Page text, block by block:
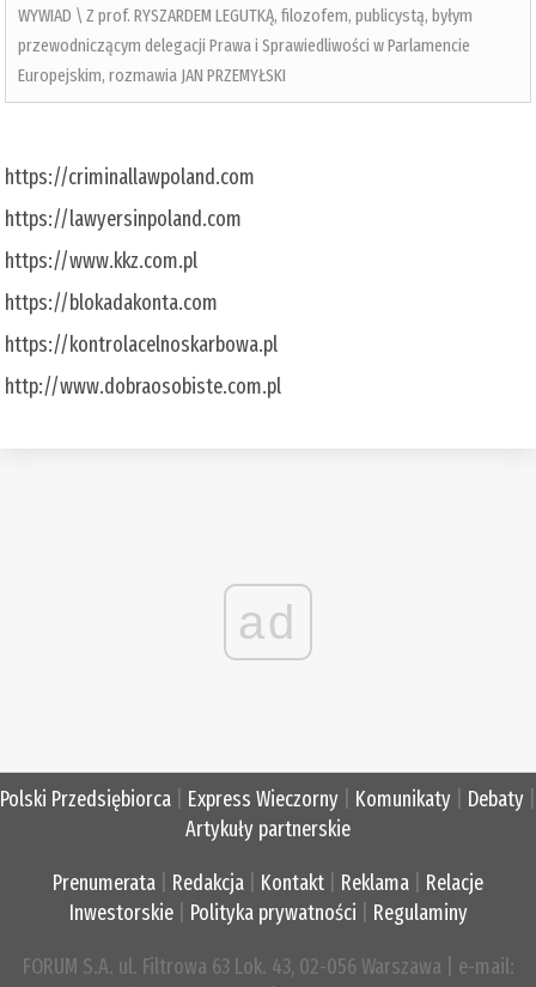
WYWIAD \ Z prof. RYSZARDEM LEGUTKĄ, filozofem, publicystą, byłym
przewodniczącym delegacji Prawa i Sprawiedliwości w Parlamencie
Europejskim, rozmawia JAN PRZEMYŁSKI
https://criminallawpoland.com
https://lawyersinpoland.com
https://www.kkz.com.pl
https://blokadakonta.com
https://kontrolacelnoskarbowa.pl
http://www.dobraosobiste.com.pl
ad
Polski Przedsiębiorca Express Wieczorny Komunikaty Debaty
Artykuły partnerskie
Prenumerata Redakcja Kontakt Reklama
Relacje
Inwestorskie| Polityka prywatności Regulaminy
FORUM S.A. ul. Filtrowa 63 Lok. 43, 02-056 Warszawa | e-mail: